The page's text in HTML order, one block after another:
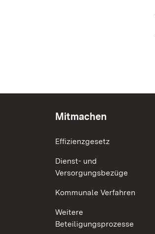
Mitmachen
Effizienzgesetz
Dienst- und
Versorgungsbezüge
Kommunale Verfahren
Weitere
Beteiligungsprozesse